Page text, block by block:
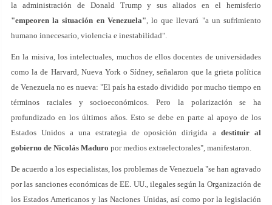
la administración de Donald Trump y sus aliados en el hemisferio
"empeoren la situación en Venezuela", lo que llevará "a un sufrimiento
humano innecesario, violencia e inestabilidad".
En la misiva, los intelectuales, muchos de ellos docentes de universidades
como la de Harvard, Nueva York o Sídney, señalaron que la grieta política
de Venezuela no es nueva: "El país ha estado dividido por mucho tiempo en
términos raciales y socioeconómicos. Pero la polarización se ha
profundizado en los últimos años. Esto se debe en parte al apoyo de los
Estados Unidos a una estrategia de oposición dirigida adestituir al
gobierno de Nicolás Maduro por medios extraelectorales", manifestaron.
De acuerdo a los especialistas, los problemas de Venezuela "se han agravado
por las sanciones económicas de EE. UU., ilegales según la Organización de
los Estados Americanos y las Naciones Unidas, así como por la legislación